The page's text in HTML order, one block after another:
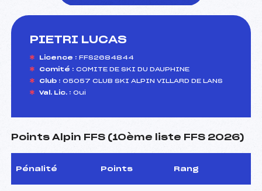
PIETRI LUCAS
Licence : FFS2684844
Comité : COMITE DE SKI DU DAUPHINE
Club : 05057 CLUB SKI ALPIN VILLARD DE LANS
Val. Lic. : Oui
Points Alpin FFS (10ème liste FFS 2026)
Pénalité Points Rang